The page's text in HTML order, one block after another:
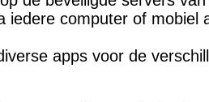
iedere computer of mobiel
apps voor de